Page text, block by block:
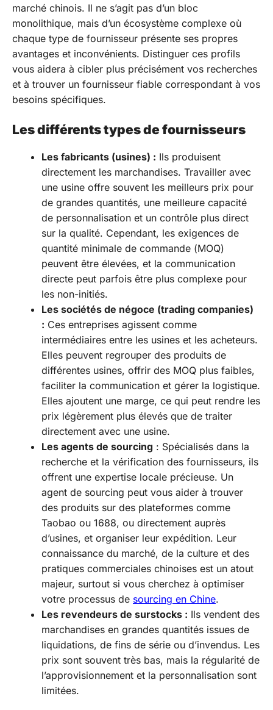
marché chinois. Il ne s’agit pas d’un bloc
monolithique, mais d’un écosystème complexe où
chaque type de fournisseur présente ses propres
avantages et inconvénients. Distinguer ces profils
vous aidera à cibler plus précisément vos recherches
et à trouver un fournisseur fiable correspondant à vos
besoins spécifiques.
Les différents types de fournisseurs
Les fabricants (usines) : Ils produisent
directement les marchandises. Travailler avec
une usine offre souvent les meilleurs prix pour
de grandes quantités, une meilleure capacité
de personnalisation et un contrôle plus direct
sur la qualité. Cependant, les exigences de
quantité minimale de commande (MOQ)
peuvent être élevées, et la communication
directe peut parfois être plus complexe pour
les non-initiés.
Les sociétés de négoce (trading companies)
: Ces entreprises agissent comme
intermédiaires entre les usines et les acheteurs.
Elles peuvent regrouper des produits de
différentes usines, offrir des MOQ plus faibles,
faciliter la communication et gérer la logistique.
Elles ajoutent une marge, ce qui peut rendre les
prix légèrement plus élevés que de traiter
directement avec une usine.
Les agents de sourcing : Spécialisés dans la
recherche et la vérification des fournisseurs, ils
offrent une expertise locale précieuse. Un
agent de sourcing peut vous aider à trouver
des produits sur des plateformes comme
Taobao ou 1688, ou directement auprès
d’usines, et organiser leur expédition. Leur
connaissance du marché, de la culture et des
pratiques commerciales chinoises est un atout
majeur, surtout si vous cherchez à optimiser
votre processus de sourcing en Chine.
Les revendeurs de surstocks : Ils vendent des
marchandises en grandes quantités issues de
liquidations, de fins de série ou d’invendus. Les
prix sont souvent très bas, mais la régularité de
l’approvisionnement et la personnalisation sont
limitées.